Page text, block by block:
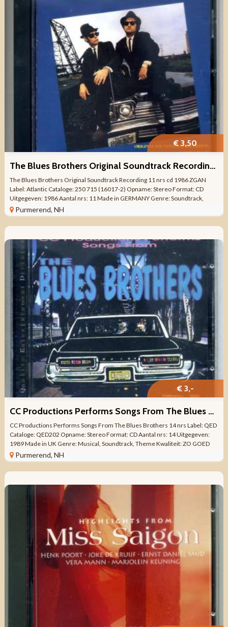
€ 3,50
The Blues Brothers Original Soundtrack Recording 11 nrs CD
The Blues Brothers Original Soundtrack Recording 11 nrs cd 1986 ZGAN
Label: Atlantic Cataloge: 250 715 (16017-2) Opname: Stereo Format: CD
Uitgegeven: 1986 Aantal nrs: 11 Made in GERMANY Genre: Soundtrack,
Chicago Blues, Soul, ...
Purmerend, NH
€ 3,-
CC Productions Performs Songs From The Blues Brothers 14 nrs
CC Productions Performs Songs From The Blues Brothers 14 nrs Label: QED
Cataloge: QED202 Opname: Stereo Format: CD Aantal nrs: 14 Uitgegeven:
1989 Made in UK Genre: Musical, Soundtrack, Theme Kwaliteit: ZO GOED
ALS NIEUW ...
Purmerend, NH